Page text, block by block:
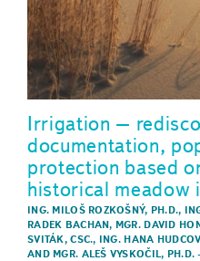
Irrigation –
documentation,
protection based
historical meadow
ING. MILOŠ ROZKOŠNÝ, PH.D.,
RADEK BACHAN, MGR. DAVID
SVITÁK, CSC., ING. HANA
AND MGR. ALEŠ VYSKOČIL, PH.D.